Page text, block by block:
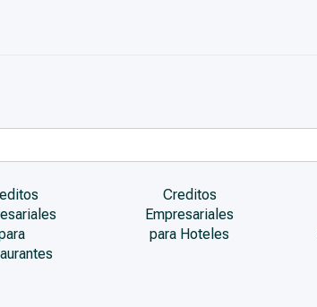
Creditos
Empresariales
para Hoteles